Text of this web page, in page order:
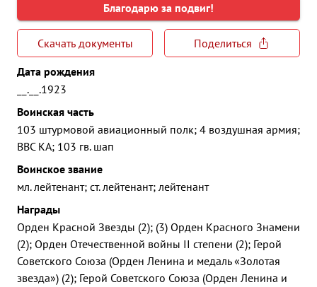
Благодарю за подвиг!
Скачать документы
Поделиться
Дата рождения
__.__.1923
Воинская часть
103 штурмовой авиационный полк; 4 воздушная армия;
ВВС КА; 103 гв. шап
Воинское звание
мл. лейтенант; ст. лейтенант; лейтенант
Награды
Орден Красной Звезды (2); (3) Орден Красного Знамени
(2); Орден Отечественной войны II степени (2); Герой
Советского Союза (Орден Ленина и медаль «Золотая
звезда») (2); Герой Советского Союза (Орден Ленина и